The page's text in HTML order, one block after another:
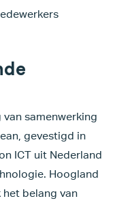
samenwerking
gevestigd in
ICT uit Nederland
Hoogland
belang van